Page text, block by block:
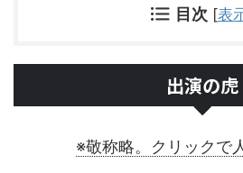
目次 [表
出演の虎
※敬称略。クリックで